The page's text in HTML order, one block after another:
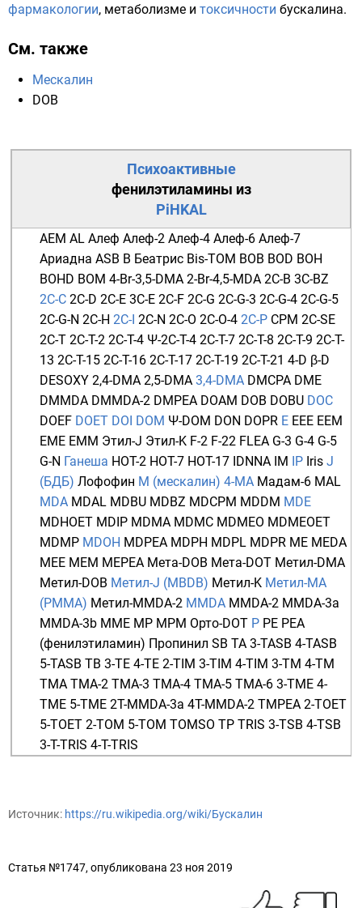
фармакологии, метаболизме и токсичности бускалина.
См. также
Мескалин
DOB
Психоактивные
фенилэтиламины из
PiHKAL
AEM AL Алеф Алеф-2 Алеф-4 Алеф-6 Алеф-7
Ариадна ASB B Беатрис Bis-TOM BOB BOD BOH
BOHD BOM 4-Br-3,5-DMA 2-Br-4,5-MDA 2C-B 3C-BZ
2C-C 2C-D 2C-E 3C-E 2C-F 2C-G 2C-G-3 2C-G-4 2C-G-5
2C-G-N 2C-H 2C-I 2C-N 2C-O 2C-O-4 2C-P CPM 2C-SE
2C-T 2C-T-2 2C-T-4 Ψ-2C-T-4 2C-T-7 2C-T-8 2C-T-9 2C-T-
13 2C-T-15 2C-T-16 2C-T-17 2C-T-19 2C-T-21 4-D β-D
DESOXY 2,4-DMA 2,5-DMA 3,4-DMA DMCPA DME
DMMDA DMMDA-2 DMPEA DOAM DOB DOBU DOC
DOEF DOET DOI DOM Ψ-DOM DON DOPR E EEE EEM
EME EMM Этил-J Этил-K F-2 F-22 FLEA G-3 G-4 G-5
G-N Ганеша HOT-2 HOT-7 HOT-17 IDNNA IM IP Iris J
(БДБ) Лофофин М (мескалин) 4-MA Мадам-6 MAL
MDA MDAL MDBU MDBZ MDCPM MDDM MDE
MDHOET MDIP MDMA MDMC MDMEO MDMEOET
MDMP MDOH MDPEA MDPH MDPL MDPR ME MEDA
MEE MEM MEPEA Мета-DOB Мета-DOT Метил-DMA
Метил-DOB Метил-J (MBDB) Метил-K Метил-MA
(PMMA) Метил-MMDA-2 MMDA MMDA-2 MMDA-3a
MMDA-3b MME MP MPM Орто-DOT P PE PEA
(фенилэтиламин) Пропинил SB TA 3-TASB 4-TASB
5-TASB TB 3-TE 4-TE 2-TIM 3-TIM 4-TIM 3-TM 4-TM
TMA TMA-2 TMA-3 TMA-4 TMA-5 TMA-6 3-TME 4-
TME 5-TME 2T-MMDA-3a 4T-MMDA-2 TMPEA 2-TOET
5-TOET 2-TOM 5-TOM TOMSO TP TRIS 3-TSB 4-TSB
3-T-TRIS 4-T-TRIS
Источник: https://ru.wikipedia.org/wiki/Бускалин
Статья №1747, опубликована 23 ноя 2019